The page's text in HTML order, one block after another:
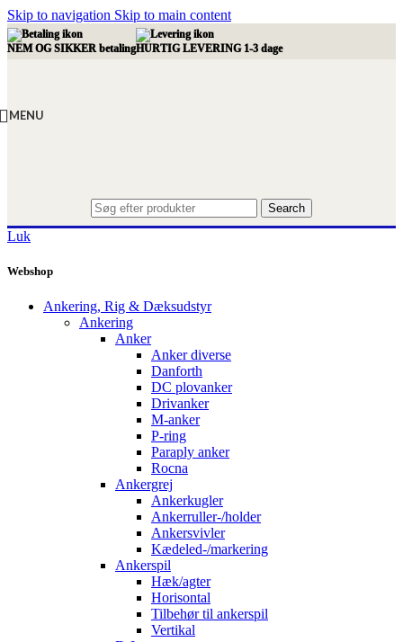
Skip to navigation Skip to main content
NEM OG SIKKER betalingHURTIG LEVERING 1-3 dage
MENU
Search
Luk
Webshop
Ankering, Rig & Dæksudstyr
Ankering
Anker
Anker diverse
Danforth
DC plovanker
Drivanker
M-anker
P-ring
Paraply anker
Rocna
Ankergrej
Ankerkugler
Ankerruller-/holder
Ankersvivler
Kædeled-/markering
Ankerspil
Hæk/agter
Horisontal
Tilbehør til ankerspil
Vertikal